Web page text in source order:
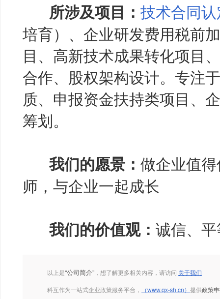
所涉及项目： 技术合同
培育）、企业研发费用税前
目、高新技术成果转化项目
合作、股权架构设计。专注
质、申报资金扶持类项目、
筹划。
我们的愿景： 做企业值
师，与企业一起成长
我们的价值观： 诚信、
以上是“公司简介” ，想了解更多相关内容，请访问 关于我们
科互作为一站式企业政策服务平台， （www.qx-sh.cn） 提供政策